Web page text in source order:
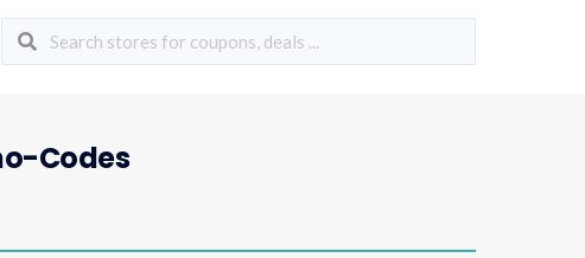
Codes